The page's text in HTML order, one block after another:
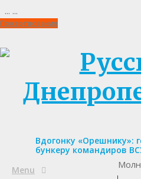
... ...
Пожертвования
Вдогонку «Орешнику»:
бункеру командиров
Menu